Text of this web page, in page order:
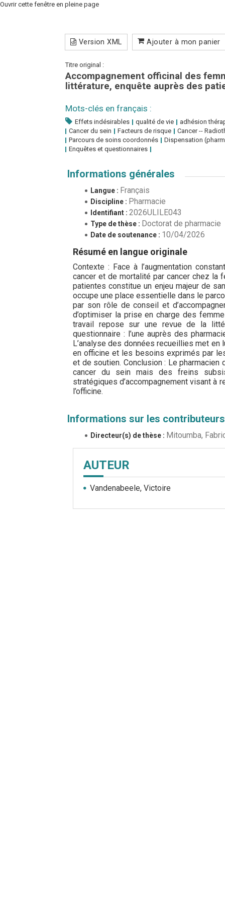
Ouvrir cette fenêtre en pleine page
Version XML Ajouter à mon panier
Titre original :
Accompagnement officinal des
littérature, enquête auprès des
Mots-clés en français :
Effets indésirables qualité de vie
adhésion
Cancer du sein
Facteurs de risque
Cancer --
Parcours de soins coordonnés
Dispensation
Enquêtes et questionnaires
Informations générales
Langue : Français
Discipline : Pharmacie
Identifiant : 2026ULILE043
Type de thèse : Doctorat de pharmacie
Date de soutenance : 10/04/2026
Résumé en langue originale
Contexte : Face à l’augmentation
cancer et de mortalité par cancer chez la
patientes constitue un enjeu majeur de
occupe une place essentielle dans le
par son rôle de conseil et
d’optimiser la prise en charge des
travail repose sur une revue de la
questionnaire : l’une auprès des
L’analyse des données recueillies met
en officine et les besoins exprimés par
et de soutien. Conclusion : Le pharmacien
cancer du sein mais des freins
stratégiques d’accompagnement visant à
l’officine.
Informations sur les contributeurs
Directeur(s) de thèse : Mitoumba,
AUTEUR
Vandenabeele, Victoire